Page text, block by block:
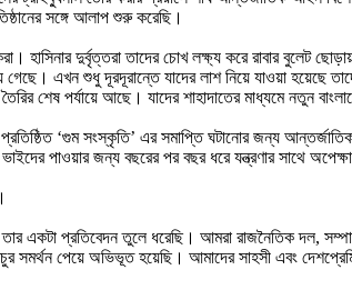
সঙ্গে আলাপ শুরু করেছি।
দুর্বৃত্তরা তাদের চোখ লক্ষ্য করে রাবার বুলেট
এখন শুধু দূরদূরান্তে যাদের লাশ নিয়ে যাওয়া
শেষ পর্যায়ে আছে। যাদের শাহাদাতের মাধ্যমে নতুন
‘গুম সংস্কৃতি’ এর সমাপ্তি ঘটানোর জন্য
পাওয়ার জন্য বছরের পর বছর ধরে যন্ত্রণার সাথে
একটা প্রতিবেদন তুলে ধরেছি। আমরা রাজনৈতিক দল,
পেয়ে অভিভূত হয়েছি। আমাদের সাহসী এবং